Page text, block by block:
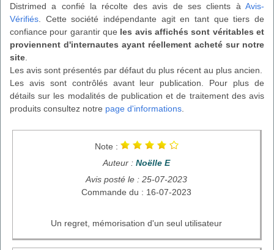
Distrimed a confié la récolte des avis de ses clients à Avis-
Vérifiés . Cette société indépendante agit en tant que tiers de
confiance pour garantir que les avis affichés sont véritables et
proviennent d'internautes ayant réellement acheté sur notre
site
Les avis sont présentés par défaut du plus récent au plus ancien.
Les avis sont contrôlés avant leur publication. Pour plus de
détails sur les modalités de publication et de traitement des avis
produits consultez notre page d'informations
Note :
Auteur : Noëlle E
Avis posté le : 25-07-2023
Commande du : 16-07-2023
Un regret, mémorisation d'un seul utilisateur